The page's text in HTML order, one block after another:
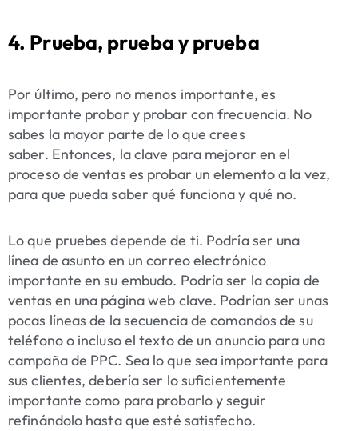
4. Prueba, prueba y prueba
Por último, pero no menos importante, es
importante probar y probar con frecuencia. No
sabes la mayor parte de lo que crees
saber. Entonces, la clave para mejorar en el
proceso de ventas es probar un elemento a la vez,
para que pueda saber qué funciona y qué no.
Lo que pruebes depende de ti. Podría ser una
línea de asunto en un correo electrónico
importante en su embudo. Podría ser la copia de
ventas en una página web clave. Podrían ser unas
pocas líneas de la secuencia de comandos de su
teléfono o incluso el texto de un anuncio para una
campaña de PPC. Sea lo que sea importante para
sus clientes, debería ser lo suficientemente
importante como para probarlo y seguir
refinándolo hasta que esté satisfecho.